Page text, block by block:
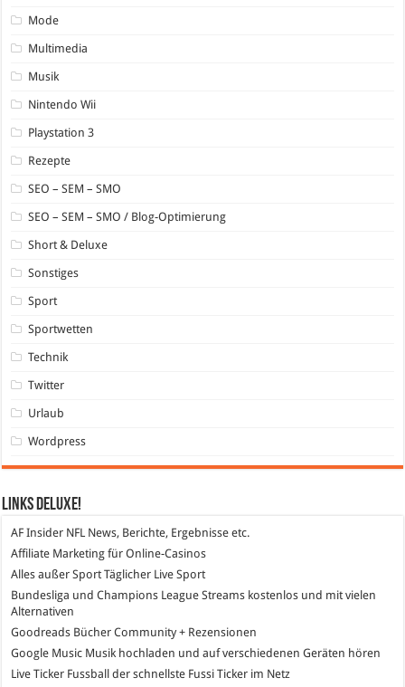
Mode
Multimedia
Musik
Nintendo Wii
Playstation 3
Rezepte
SEO – SEM – SMO
SEO – SEM – SMO / Blog-Optimierung
Short & Deluxe
Sonstiges
Sport
Sportwetten
Technik
Twitter
Urlaub
Wordpress
Links DeLuXe!
AF Insider NFL News, Berichte, Ergebnisse etc.
Affiliate Marketing für Online-Casinos
Alles außer SportTäglicher Live Sport
Bundesliga und Champions League Streams kostenlos und mit vielen
Alternativen
Goodreads Bücher Community + Rezensionen
Google Music Musik hochladen und auf verschiedenen Geräten hören
Live Ticker Fussball
der schnellste Fussi Ticker im Netz